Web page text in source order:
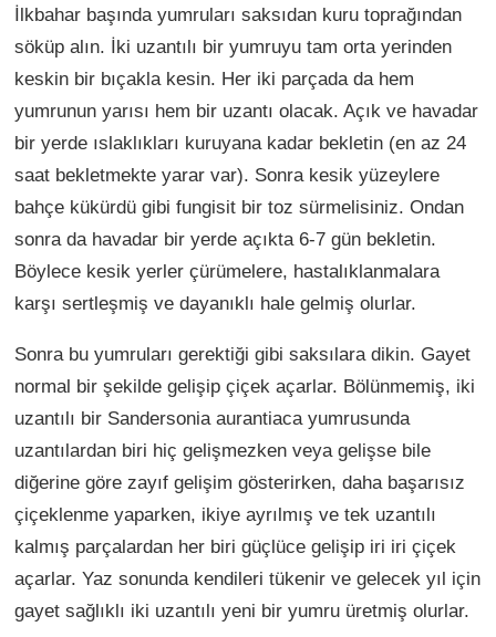
İlkbahar başında yumruları saksıdan kuru toprağından
söküp alın. İki uzantılı bir yumruyu tam orta yerinden
keskin bir bıçakla kesin. Her iki parçada da hem
yumrunun yarısı hem bir uzantı olacak. Açık ve havadar
bir yerde ıslaklıkları kuruyana kadar bekletin (en az 24
saat bekletmekte yarar var). Sonra kesik yüzeylere
bahçe kükürdü gibi fungisit bir toz sürmelisiniz. Ondan
sonra da havadar bir yerde açıkta 6-7 gün bekletin.
Böylece kesik yerler çürümelere, hastalıklanmalara
karşı sertleşmiş ve dayanıklı hale gelmiş olurlar.
Sonra bu yumruları gerektiği gibi saksılara dikin. Gayet
normal bir şekilde gelişip çiçek açarlar. Bölünmemiş, iki
uzantılı bir Sandersonia aurantiaca yumrusunda
uzantılardan biri hiç gelişmezken veya gelişse bile
diğerine göre zayıf gelişim gösterirken, daha başarısız
çiçeklenme yaparken, ikiye ayrılmış ve tek uzantılı
kalmış parçalardan her biri güçlüce gelişip iri iri çiçek
açarlar. Yaz sonunda kendileri tükenir ve gelecek yıl için
gayet sağlıklı iki uzantılı yeni bir yumru üretmiş olurlar.